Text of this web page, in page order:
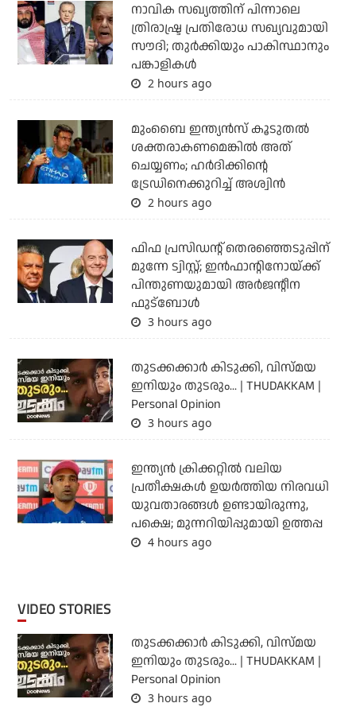
നാവിക സഖ്യത്തിന് പിന്നാലെ
ത്രിരാഷ്ട്ര പ്രതിരോധ സഖ്യവുമായി
സൗദി; തുര്‍ക്കിയും പാകിസ്ഥാനും
പങ്കാളികള്‍
2 hours ago
മുംബൈ ഇന്ത്യന്‍സ് കൂടുതല്‍
ശക്തരാകണമെങ്കില്‍ അത്
ചെയ്യണം; ഹര്‍ദിക്കിന്റെ
ട്രേഡിനെക്കുറിച്ച് അശ്വിന്‍
2 hours ago
ഫിഫ പ്രസിഡന്റ് തെരഞ്ഞെടുപ്പിന്
മുന്നേ ട്വിസ്റ്റ്; ഇന്‍ഫാന്റിനോയ്ക്ക്
പിന്തുണയുമായി അര്‍ജന്റീന
ഫുട്‌ബോള്‍
3 hours ago
തുടക്കക്കാര്‍ കിടുക്കി, വിസ്മയ
ഇനിയും തുടരും... | THUDAKKAM |
Personal Opinion
3 hours ago
ഇന്ത്യന്‍ ക്രിക്കറ്റില്‍ വലിയ
പ്രതീക്ഷകള്‍ ഉയര്‍ത്തിയ നിരവധി
യുവതാരങ്ങള്‍ ഉണ്ടായിരുന്നു,
പക്ഷെ; മുന്നറിയിപ്പുമായി ഉത്തപ്പ
4 hours ago
VIDEO STORIES
തുടക്കക്കാര്‍ കിടുക്കി, വിസ്മയ
ഇനിയും തുടരും... | THUDAKKAM |
Personal Opinion
3 hours ago